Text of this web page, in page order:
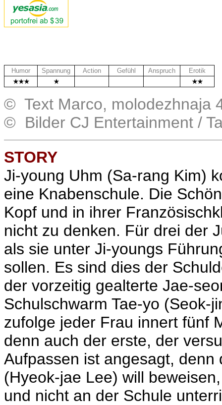
Humor Spannung Action Gefühl Anspruch
Erotik
© Text Marco, molodezhnaja
© Bilder CJ Entertainment /
STORY
Ji-young Uhm (Sa-rang Kim)
eine Knabenschule. Die
Kopf und in ihrer
nicht zu denken. Für drei der
als sie unter Ji-youngs
sollen. Es sind dies der
der vorzeitig gealterte Jae-
Schulschwarm Tae-yo (Seok-
zufolge jeder Frau innert fünf
denn auch der erste, der
Aufpassen ist angesagt,
(Hyeok-jae Lee) will
und nicht an der Schule